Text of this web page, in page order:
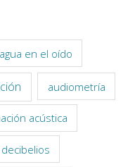
agua en el oído
audiometría
acústica
decibelios